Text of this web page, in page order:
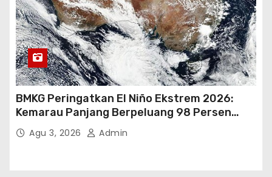
BMKG Peringatkan El Niño Ekstrem 2026:
Kemarau Panjang Berpeluang 98 Persen
hingga Awal 2027
Agu 3, 2026 Admin